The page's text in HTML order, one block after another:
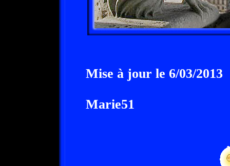
Mise à jour le 6/03/2013
Marie51